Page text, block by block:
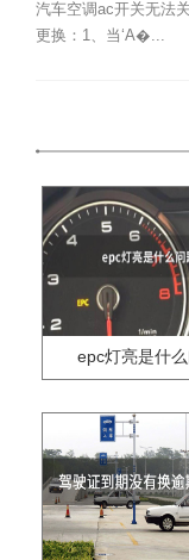
汽车空调ac开关无法
更换：1、当‘A�...
epc灯亮是什